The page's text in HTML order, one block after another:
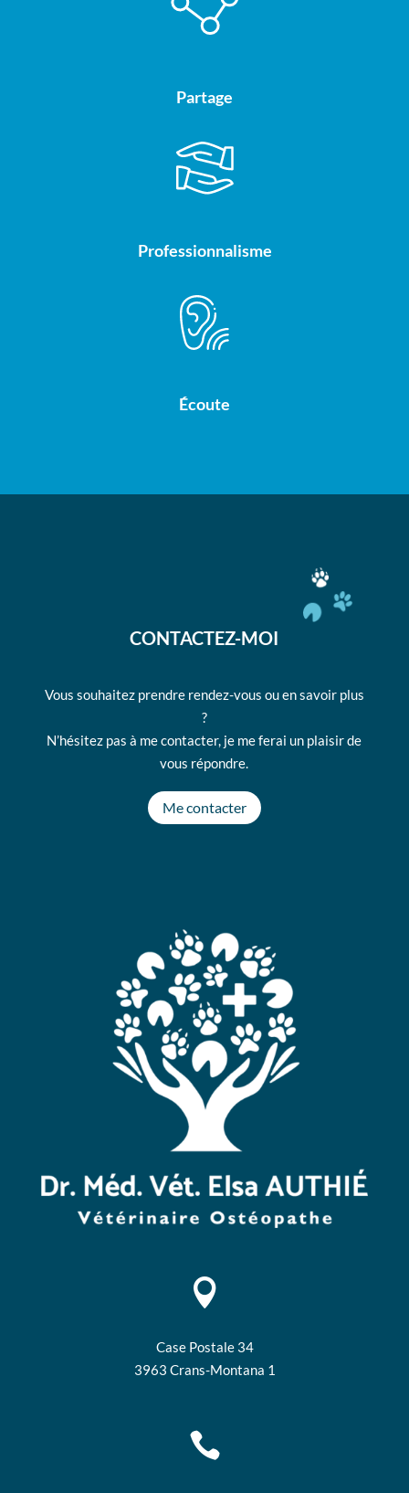
Partage
Professionnalisme
Écoute
CONTACTEZ-MOI
Vous souhaitez prendre rendez-vous ou en savoir plus
?
N’hésitez pas à me contacter, je me ferai un plaisir de
vous répondre.
Me contacter

Case Postale 34
3963 Crans-Montana 1
